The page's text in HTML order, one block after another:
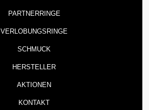
PARTNERRINGE
VERLOBUNGSRINGE
SCHMUCK
HERSTELLER
AKTIONEN
KONTAKT